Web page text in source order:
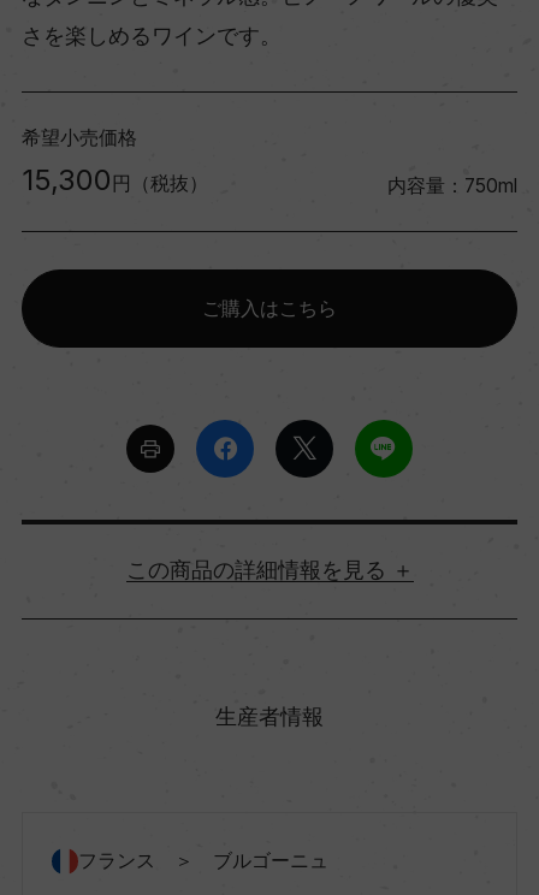
さを楽しめるワインです。
希望小売価格
15,300 円（税抜） 内容量：750ml
ご購入はこちら
詳細情報
生産者情報
フランス ＞ ブルゴーニュ